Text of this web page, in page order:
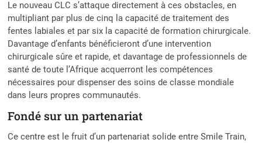
Le nouveau CLC s’attaque directement à ces obstacles, en
multipliant par plus de cinq la capacité de traitement des
fentes labiales et par six la capacité de formation chirurgicale.
Davantage d’enfants bénéficieront d’une intervention
chirurgicale sûre et rapide, et davantage de professionnels de
santé de toute l’Afrique acquerront les compétences
nécessaires pour dispenser des soins de classe mondiale
dans leurs propres communautés.
Fondé sur un partenariat
Ce centre est le fruit d’un partenariat solide entre Smile Train,